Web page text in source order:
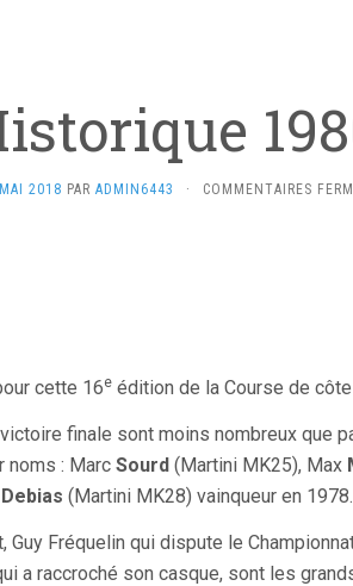
2018 PAR ADMIN6443 · COMMENTAIRES
cette 16e édition de la Course de côte
finale sont moins nombreux que
noms : Marc Sourd (Martini MK25), Max
Debias (Martini MK28) vainqueur en 1978.
Guy Fréquelin qui dispute le
a raccroché son casque, sont les